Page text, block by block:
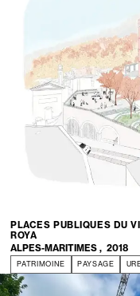
PLACES PUBLIQUES DU
ROYA
ALPES-MARITIMES , 2018
PATRIMOINE PAYSAGE